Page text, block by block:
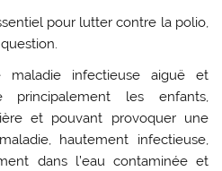
pour lutter contre la polio,
infectieuse aiguë et
principalement les enfants,
et pouvant provoquer une
hautement infectieuse,
dans l’eau contaminée et